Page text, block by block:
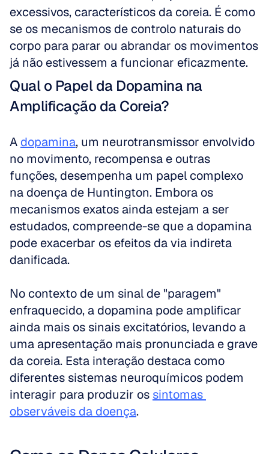
excessivos, característicos da coreia. É como
se os mecanismos de controlo naturais do
corpo para parar ou abrandar os movimentos
já não estivessem a funcionar eficazmente.
Qual o Papel da Dopamina na
Amplificação da Coreia?
A dopamina, um neurotransmissor envolvido
no movimento, recompensa e outras
funções, desempenha um papel complexo
na doença de Huntington. Embora os
mecanismos exatos ainda estejam a ser
estudados, compreende-se que a dopamina
pode exacerbar os efeitos da via indireta
danificada.
No contexto de um sinal de "paragem"
enfraquecido, a dopamina pode amplificar
ainda mais os sinais excitatórios, levando a
uma apresentação mais pronunciada e grave
da coreia. Esta interação destaca como
diferentes sistemas neuroquímicos podem
interagir para produzir os sintomas
observáveis da doença.